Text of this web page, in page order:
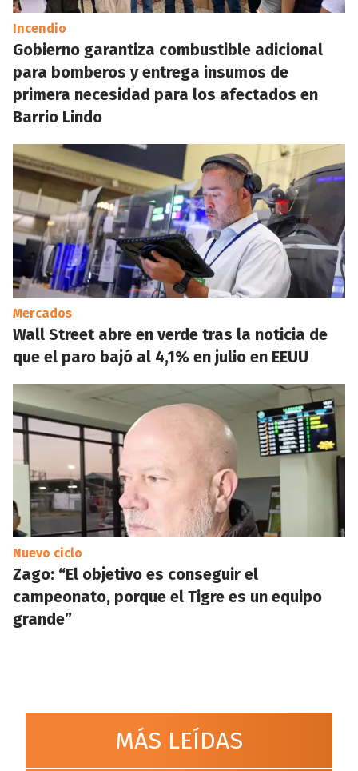
Incendio
Gobierno garantiza combustible adicional
para bomberos y entrega insumos de
primera necesidad para los afectados en
Barrio Lindo
Mercados
Wall Street abre en verde tras la noticia de
que el paro bajó al 4,1% en julio en EEUU
Nuevo ciclo
Zago: “El objetivo es conseguir el
campeonato, porque el Tigre es un equipo
grande”
MÁS LEÍDAS